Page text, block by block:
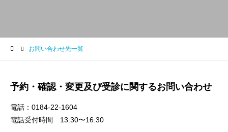
お問い合わせ先一覧
予約・確認・変更及び受診に関するお問い合わせ
電話：0184-22-1604
電話受付時間 13:30〜16:30